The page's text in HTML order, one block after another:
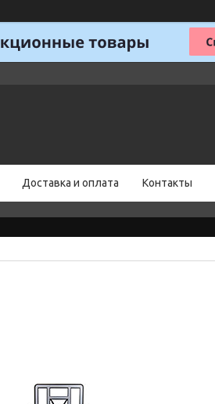
Доставка и оплата Контакты